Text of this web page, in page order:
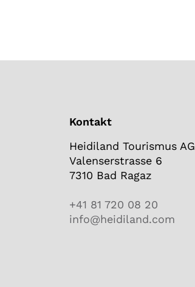
Kontakt
Heidiland Tourismus AG
Valenserstrasse 6
7310 Bad Ragaz
+41 81 720 08 20
info@heidiland.com